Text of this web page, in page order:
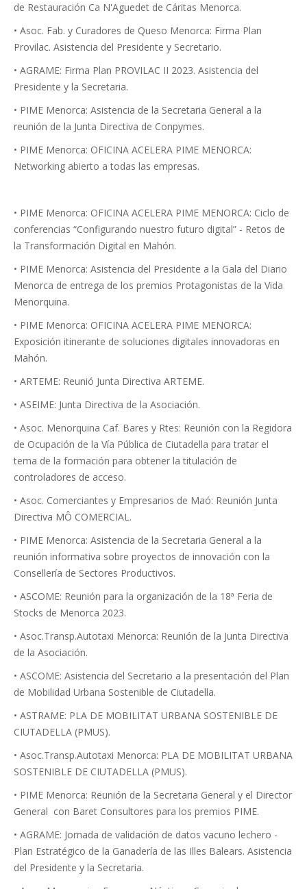
de Restauración Ca N'Aguedet de Cáritas Menorca.
• Asoc. Fab. y Curadores de Queso Menorca: Firma Plan
Provilac. Asistencia del Presidente y Secretario.
• AGRAME: Firma Plan PROVILAC II 2023. Asistencia del
Presidente y la Secretaria.
• PIME Menorca: Asistencia de la Secretaria General a la
reunión de la Junta Directiva de Conpymes.
• PIME Menorca: OFICINA ACELERA PIME MENORCA:
Networking abierto a todas las empresas.
• PIME Menorca: OFICINA ACELERA PIME MENORCA: Ciclo de
conferencias “Configurando nuestro futuro digital” - Retos de
la Transformación Digital en Mahón.
• PIME Menorca: Asistencia del Presidente a la Gala del Diario
Menorca de entrega de los premios Protagonistas de la Vida
Menorquina.
• PIME Menorca: OFICINA ACELERA PIME MENORCA:
Exposición itinerante de soluciones digitales innovadoras en
Mahón.
• ARTEME: Reunió Junta Directiva ARTEME.
• ASEIME: Junta Directiva de la Asociación.
• Asoc. Menorquina Caf. Bares y Rtes: Reunión con la Regidora
de Ocupación de la Vía Pública de Ciutadella para tratar el
tema de la formación para obtener la titulación de
controladores de acceso.
• Asoc. Comerciantes y Empresarios de Maó: Reunión Junta
Directiva MÔ COMERCIAL.
• PIME Menorca: Asistencia de la Secretaria General a la
reunión informativa sobre proyectos de innovación con la
Consellería de Sectores Productivos.
• ASCOME: Reunión para la organización de la 18ª Feria de
Stocks de Menorca 2023.
• Asoc.Transp.Autotaxi Menorca: Reunión de la Junta Directiva
de la Asociación.
• ASCOME: Asistencia del Secretario a la presentación del Plan
de Mobilidad Urbana Sostenible de Ciutadella.
• ASTRAME: PLA DE MOBILITAT URBANA SOSTENIBLE DE
CIUTADELLA (PMUS).
• Asoc.Transp.Autotaxi Menorca: PLA DE MOBILITAT URBANA
SOSTENIBLE DE CIUTADELLA (PMUS).
• PIME Menorca: Reunión de la Secretaria General y el Director
General con Baret Consultores para los premios PIME.
• AGRAME: Jornada de validación de datos vacuno lechero -
Plan Estratégico de la Ganadería de las Illes Balears. Asistencia
del Presidente y la Secretaria.